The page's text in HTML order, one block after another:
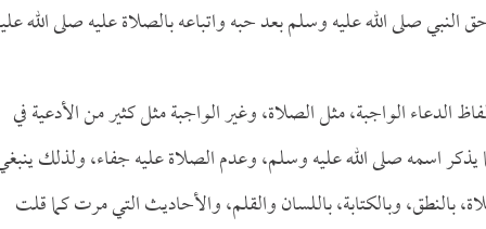
صلى الله عليه وسلم بعد حبه واتباعه بالصلاة عليه صلى الله
الدعاء الواجبة، مثل الصلاة، وغير الواجبة مثل كثير من الأدعية في
يذكر اسمه صلى الله عليه وسلم، وعدم الصلاة عليه جفاء، ولذلك
وبالكتابة، باللسان والقلم، والأحاديث التي مرت كما قلت